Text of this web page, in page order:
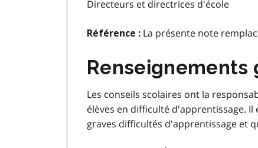
Directeurs et directrices d'école
Référence : La présente note
Renseignements
Les conseils scolaires ont la
élèves en difficulté d'apprentissage.
graves difficultés d'apprentissage et